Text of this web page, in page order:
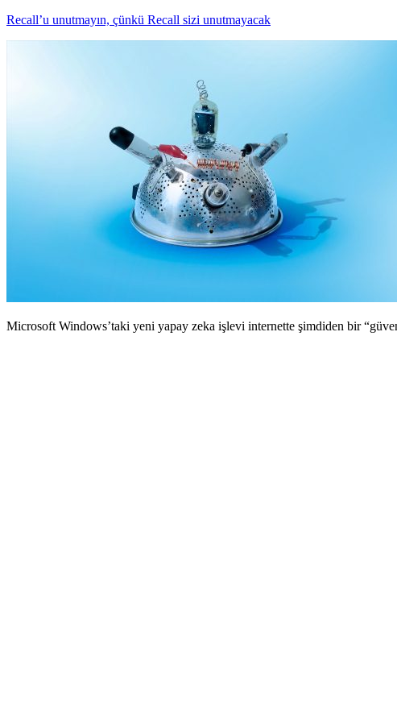
Recall’u unutmayın, çünkü Recall sizi unutmayacak
Microsoft Windows’taki yeni yapay zeka işlevi internette şimdiden bir